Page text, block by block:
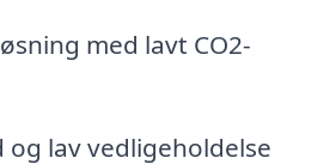
med lavt CO2-
og lav vedligeholdelse